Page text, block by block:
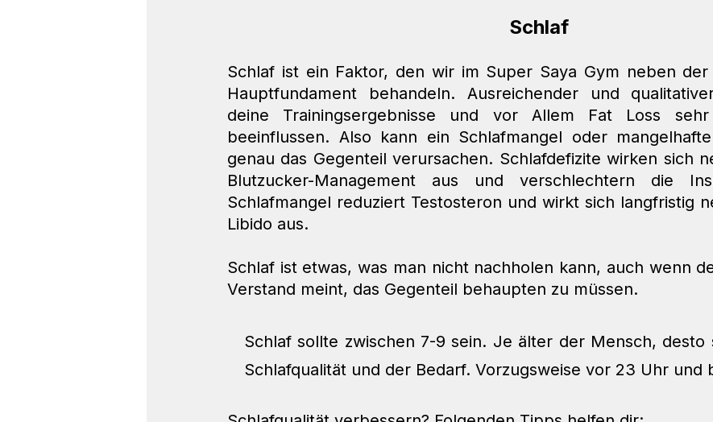
Schlaf
Schlaf ist ein Faktor, den wir im Super Saya Gym neben der
Hauptfundament behandeln. Ausreichender und
deine Trainingsergebnisse und vor Allem Fat Loss
beeinflussen. Also kann ein Schlafmangel oder
genau das Gegenteil verursachen. Schlafdefizite wirken sich
Blutzucker-Management aus und verschlechtern die
Schlafmangel reduziert Testosteron und wirkt sich langfristig
Libido aus.
Schlaf ist etwas, was man nicht nachholen kann, auch wenn
Verstand meint, das Gegenteil behaupten zu müssen.
Schlaf sollte zwischen 7-9 sein. Je älter der Mensch, desto
Schlafqualität und der Bedarf. Vorzugsweise vor 23 Uhr und